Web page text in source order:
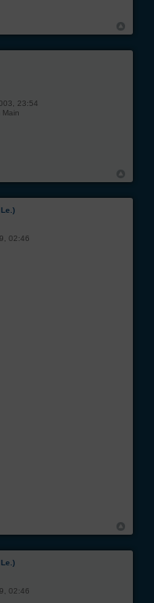
23:54
Main
02:46
02:46